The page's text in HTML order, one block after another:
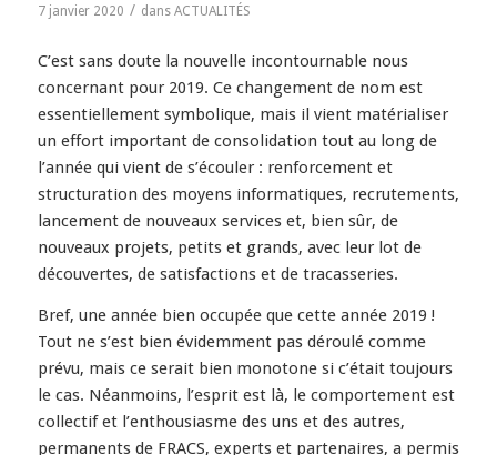
7 janvier 2020 / dans ACTUALITÉS
C’est sans doute la nouvelle incontournable nous
concernant pour 2019. Ce changement de nom est
essentiellement symbolique, mais il vient matérialiser
un effort important de consolidation tout au long de
l’année qui vient de s’écouler : renforcement et
structuration des moyens informatiques, recrutements,
lancement de nouveaux services et, bien sûr, de
nouveaux projets, petits et grands, avec leur lot de
découvertes, de satisfactions et de tracasseries.
Bref, une année bien occupée que cette année 2019 !
Tout ne s’est bien évidemment pas déroulé comme
prévu, mais ce serait bien monotone si c’était toujours
le cas. Néanmoins, l’esprit est là, le comportement est
collectif et l’enthousiasme des uns et des autres,
permanents de FRACS, experts et partenaires, a permis